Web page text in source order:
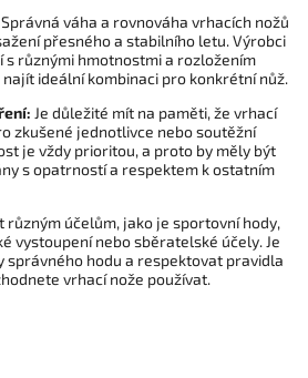
Správná váha a rovnováha vrhacích nožů
přesného a stabilního letu. Výrobci
různými hmotnostmi a rozložením
ideální kombinaci pro konkrétní nůž.
Je důležité mít na paměti, že vrhací
zkušené jednotlivce nebo soutěžní
je vždy prioritou, a proto by měly být
s opatrností a respektem k ostatním
různým účelům, jako je sportovní hody,
vystoupení nebo sběratelské účely. Je
správného hodu a respektovat pravidla
vrhací nože používat.